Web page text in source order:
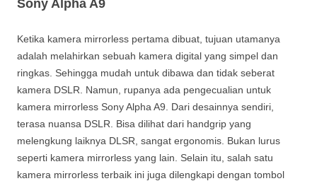
Sony Alpha A9
Ketika kamera mirrorless pertama dibuat, tujuan utamanya
adalah melahirkan sebuah kamera digital yang simpel dan
ringkas. Sehingga mudah untuk dibawa dan tidak seberat
kamera DSLR. Namun, rupanya ada pengecualian untuk
kamera mirrorless Sony Alpha A9. Dari desainnya sendiri,
terasa nuansa DSLR. Bisa dilihat dari handgrip yang
melengkung laiknya DLSR, sangat ergonomis. Bukan lurus
seperti kamera mirrorless yang lain. Selain itu, salah satu
kamera mirrorless terbaik ini juga dilengkapi dengan tombol